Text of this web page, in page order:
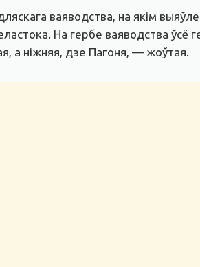
ваяводства, на якім
На гербе ваяводства
а ніжняя, дзе Пагоня, — жоўтая.